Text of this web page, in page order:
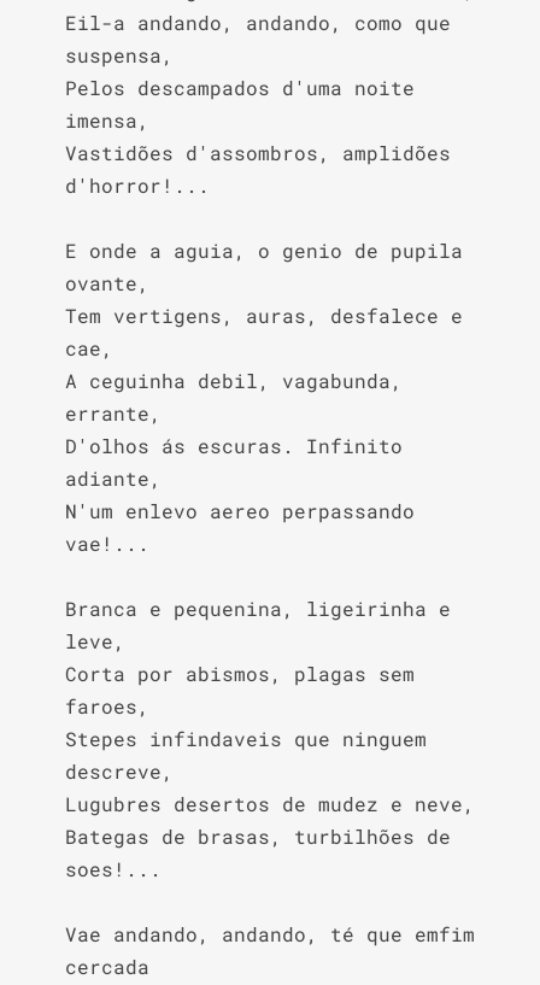
Eil-a andando, andando, como que
suspensa,
Pelos descampados d'uma noite
imensa,
Vastidões d'assombros, amplidões
d'horror!...
E onde a aguia, o genio de pupila
ovante,
Tem vertigens, auras, desfalece e
cae,
A ceguinha debil, vagabunda,
errante,
D'olhos ás escuras. Infinito
adiante,
N'um enlevo aereo perpassando
vae!...
Branca e pequenina, ligeirinha e
leve,
Corta por abismos, plagas sem
faroes,
Stepes infindaveis que ninguem
descreve,
Lugubres desertos de mudez e neve,
Bategas de brasas, turbilhões de
soes!...
Vae andando, andando, té que emfim
cercada